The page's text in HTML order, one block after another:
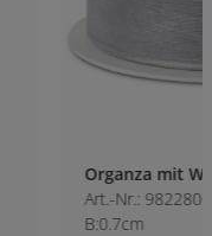
Organza mit
Art.-Nr.: 9822800-
B:0.7cm